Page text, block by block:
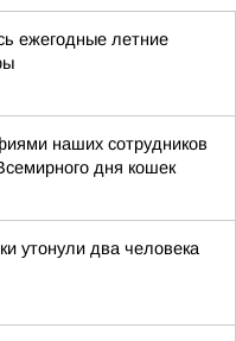
ежегодные летние
наших сотрудников
дня кошек
утонули два человека